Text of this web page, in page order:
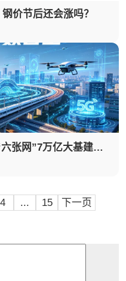
价节后还会涨吗？
张网”7万亿大基建，
4 ... 15
下一页